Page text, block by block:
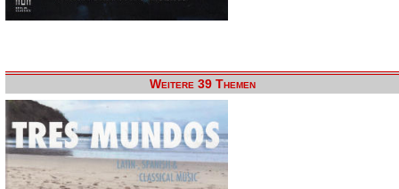
Weitere 39 Themen